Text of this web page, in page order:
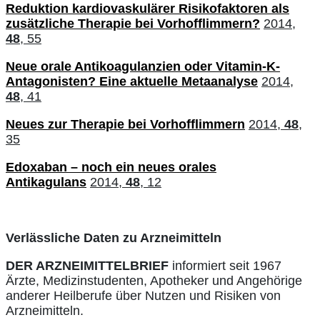
Reduktion kardiovaskulärer Risikofaktoren als
zusätzliche Therapie bei Vorhofflimmern? 2014,
48, 55
Neue orale Antikoagulanzien oder Vitamin-K-
Antagonisten? Eine aktuelle Metaanalyse 2014,
48, 41
Neues zur Therapie bei Vorhofflimmern 2014, 48,
35
Edoxaban – noch ein neues orales
Antikagulans 2014, 48, 12
Verlässliche Daten zu Arzneimitteln
DER ARZNEIMITTELBRIEF informiert seit 1967
Ärzte, Medizinstudenten, Apotheker und Angehörige
anderer Heilberufe über Nutzen und Risiken von
Arzneimitteln.